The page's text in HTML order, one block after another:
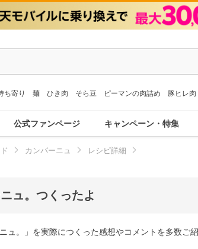
ち寄り 麺 ひき肉 そら豆 ピーマンの肉詰め 豚ヒレ肉
公式ファンページ キャンペーン・特集
カンパーニュ
レシピ詳細
ュ。つくったよ
ュ。」を実際につくった感想やコメントを多数ご